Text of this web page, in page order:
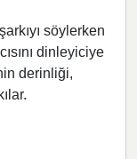
söylerken
dinleyiciye
derinliği,